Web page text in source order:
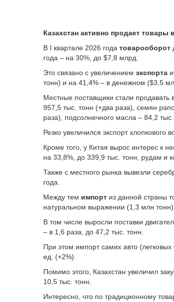
Казахстан активно продает товары
В I квартале 2026 года товарооборот
года – на 30%, до $7,8 млрд.
Это связано с увеличением экспорта
тонн) и на 41,4% – в денежном ($3,5
Местные поставщики стали
957,5 тыс. тонн (+два раза), семян
раза), подсолнечного масла – 84,2
Резко увеличился экспорт хлопкового
Кроме того, у Китая вырос интерес к
на 33,8%, до 339,9 тыс. тонн, рудам и
Также с местного рынка вывезли
года.
Между тем импорт из данной страны
натуральном выражении (1,3 млн
В том числе выросли поставки
– в 1,6 раза, до 47,2 тыс. тонн.
При этом импорт самих авто
ед. (+2%).
Помимо этого, Казахстан увеличил
10,5 тыс. тонн.
Интересно, что по традиционному